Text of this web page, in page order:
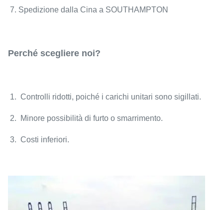
7. Spedizione dalla Cina a SOUTHAMPTON
Perché scegliere noi?
1. Controlli ridotti, poiché i carichi unitari sono sigillati.
2. Minore possibilità di furto o smarrimento.
3. Costi inferiori.